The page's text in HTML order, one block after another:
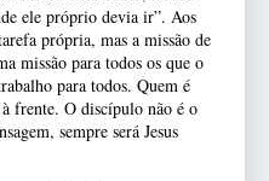
ele próprio devia ir”. Aos
própria, mas a missão de
missão para todos os que o
para todos. Quem é
frente. O discípulo não é o
sempre será Jesus